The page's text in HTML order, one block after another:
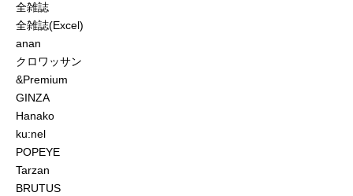
全雑誌
全雑誌(Excel)
anan
クロワッサン
&Premium
GINZA
Hanako
ku:nel
POPEYE
Tarzan
BRUTUS